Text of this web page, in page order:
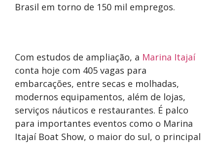
Brasil em torno de 150 mil empregos.
Com estudos de ampliação, a Marina Itajaí
conta hoje com 405 vagas para
embarcações, entre secas e molhadas,
modernos equipamentos, além de lojas,
serviços náuticos e restaurantes. É palco
para importantes eventos como o Marina
Itajaí Boat Show, o maior do sul, o principal